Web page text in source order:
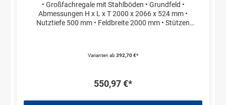
Anbaufeld: 1512 mm;2016 mm | Länge Grundfeld: 1562 mm;2066 mm
Nutztiefe:500 mm | Regalhöhe:2000 mm | Regallänge:2066 mm | Regaltiefe:
mm
| Tiefe: 524 mm | Traversenlänge: 2000 mm | verfahrbar:Nein
• Großfachregale mit Stahlböden • Grundfeld •
Abmessungen H x L x T 2000 x 2066 x 524 mm •
Nutztiefe 500 mm • Feldbreite 2000 mm • Stützen
Varianten ab392,70 €*
550,97 €*